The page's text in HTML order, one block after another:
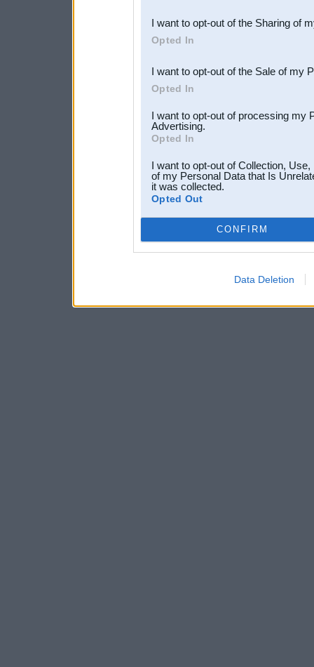
Downstream Participants
third parties.
I want to opt-out of the Sharing of
Opted In
I want to opt-out of the Sale of my
Opted In
I want to opt-out of processing my
Advertising.
Opted In
I want to opt-out of Collection,
of my Personal Data that Is
it was collected.
Opted Out
CONFIRM
Data Deletion